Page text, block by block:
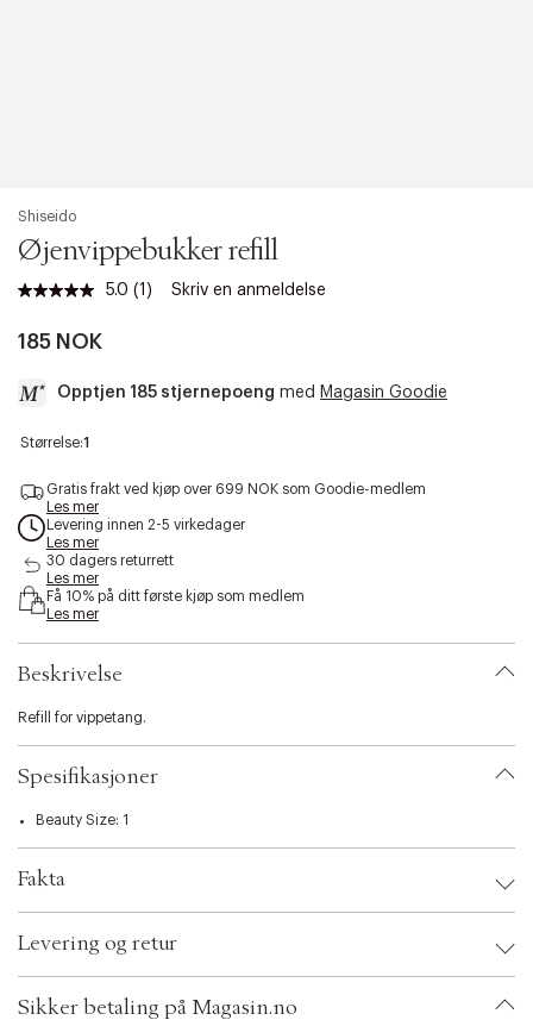
Shiseido
Øjenvippebukker refill
5.0 Les
(1) Skriv en anmeldelse
185 NOK
Opptjen 185 stjernepoeng med Magasin Goodie
a
c
s
b
i
t
.
v
a
r
t
i
n
.
e
l
Størrelse:1
Gratis frakt ved kjøp over 699 NOK som Goodie-medlem
Les mer
Levering innen 2-5 virkedager
Les mer
30 dagers returrett
Les mer
Få 10% på ditt første kjøp som medlem
Les mer
Beskrivelse
Refill for vippetang.
Spesifikasjoner
Beauty Size: 1
Fakta
EAN: 729238500976
ID: AAFL55-0008
Levering og retur
Sikker betaling på Magasin.no